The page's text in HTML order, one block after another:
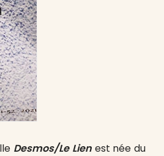
Desmos/Le Lien est née du